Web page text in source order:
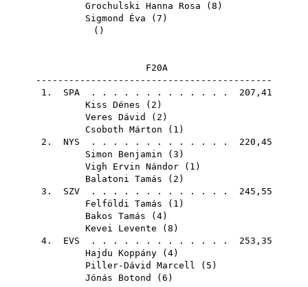
Grochulski Hanna Rosa ( 8 )
Sigmond Éva ( 7 )
()
F20A
-------------------------------------------
1. SPA . . . . . . . . . . . . . 207,41
Kiss Dénes ( 2 )
Veres Dávid
( 2 )
Csoboth Márton ( 1 )
2. NYS . . . . . . . . . . . . . 220,45
Simon Benjamin ( 3 )
Vigh Ervin Nándor ( 1 )
Balatoni Tamás ( 2 )
3. SZV . . . . . . . . . . . . . 245,55
Felföldi Tamás ( 1 )
Bakos Tamás ( 4)
Kevei Levente ( 8 )
4. EVS . . . . . . . . . . . . . 253,35
Hajdu Koppány ( 4)
Piller-Dávid Marcell ( 5 )
Jónás Botond
( 6 )